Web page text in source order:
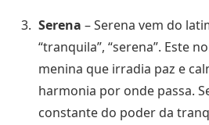
Serena – Serena vem do
“tranquila”, “serena”. Este
menina que irradia paz e
harmonia por onde passa.
constante do poder da